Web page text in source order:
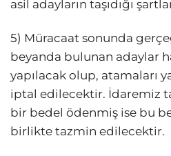
asil adayların taşıdığı
5) Müracaat sonunda
beyanda bulunan adaylar
yapılacak olup, atamaları
iptal edilecektir. İdaremiz
bir bedel ödenmiş ise bu
birlikte tazmin edilecektir.